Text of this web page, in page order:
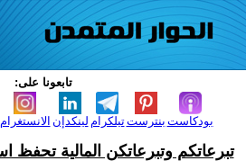
تابعونا على:
الانستغرام لينكدإن تيلكرامبنترست بودكاست
تبرعاتكم وتبرعاتكن المالية تحفظ